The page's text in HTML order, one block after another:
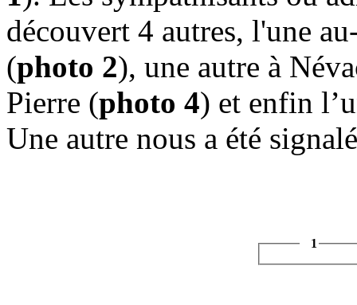
découvert 4 autres, l'une
(photo 2), une autre à
Pierre (photo 4) et enfin
Une autre nous a été
1